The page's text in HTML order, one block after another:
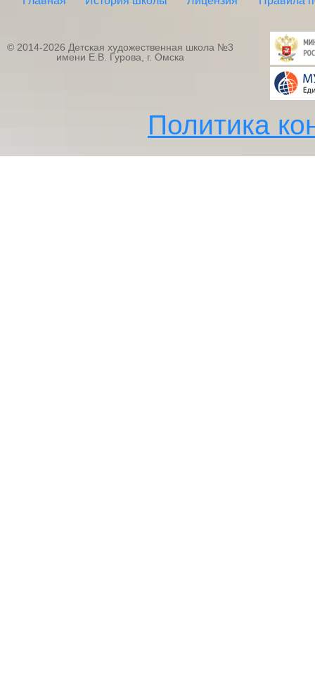
© 2014-2026 Детская художественная школа №3
имени Е.В. Гурова, г. Омска
Политика